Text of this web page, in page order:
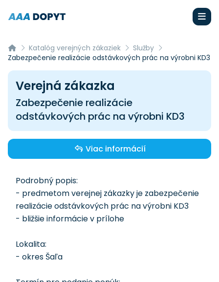
Katalóg verejných zákaziek
Služby
Zabezpečenie realizácie odstávkových prác na výrobni KD3
Verejná zákazka
Zabezpečenie realizácie
odstávkových prác na výrobni KD3
Viac informácií
Podrobný popis:
- predmetom verejnej zákazky je zabezpečenie
realizácie odstávkových prác na výrobni KD3
- bližšie informácie v prílohe
Lokalita:
- okres Šaľa